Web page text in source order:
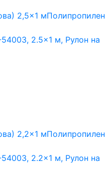
2,5x1 мПолипропилен
2.5×1 м, Рулон на
2,2x1 мПолипропилен
2.2×1 м, Рулон на